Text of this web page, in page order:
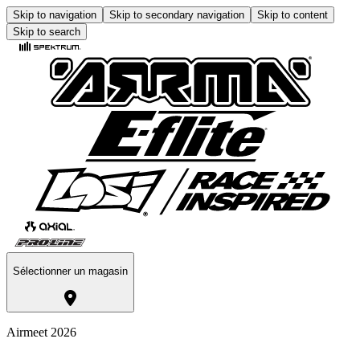
Skip to navigation Skip to secondary navigation
Skip to content
Skip to search
Sélectionner un magasin
Airmeet 2026